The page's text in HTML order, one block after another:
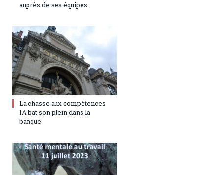
auprès de ses équipes
17 juillet 2023 0
La chasse aux compétences
IA bat son plein dans la
banque